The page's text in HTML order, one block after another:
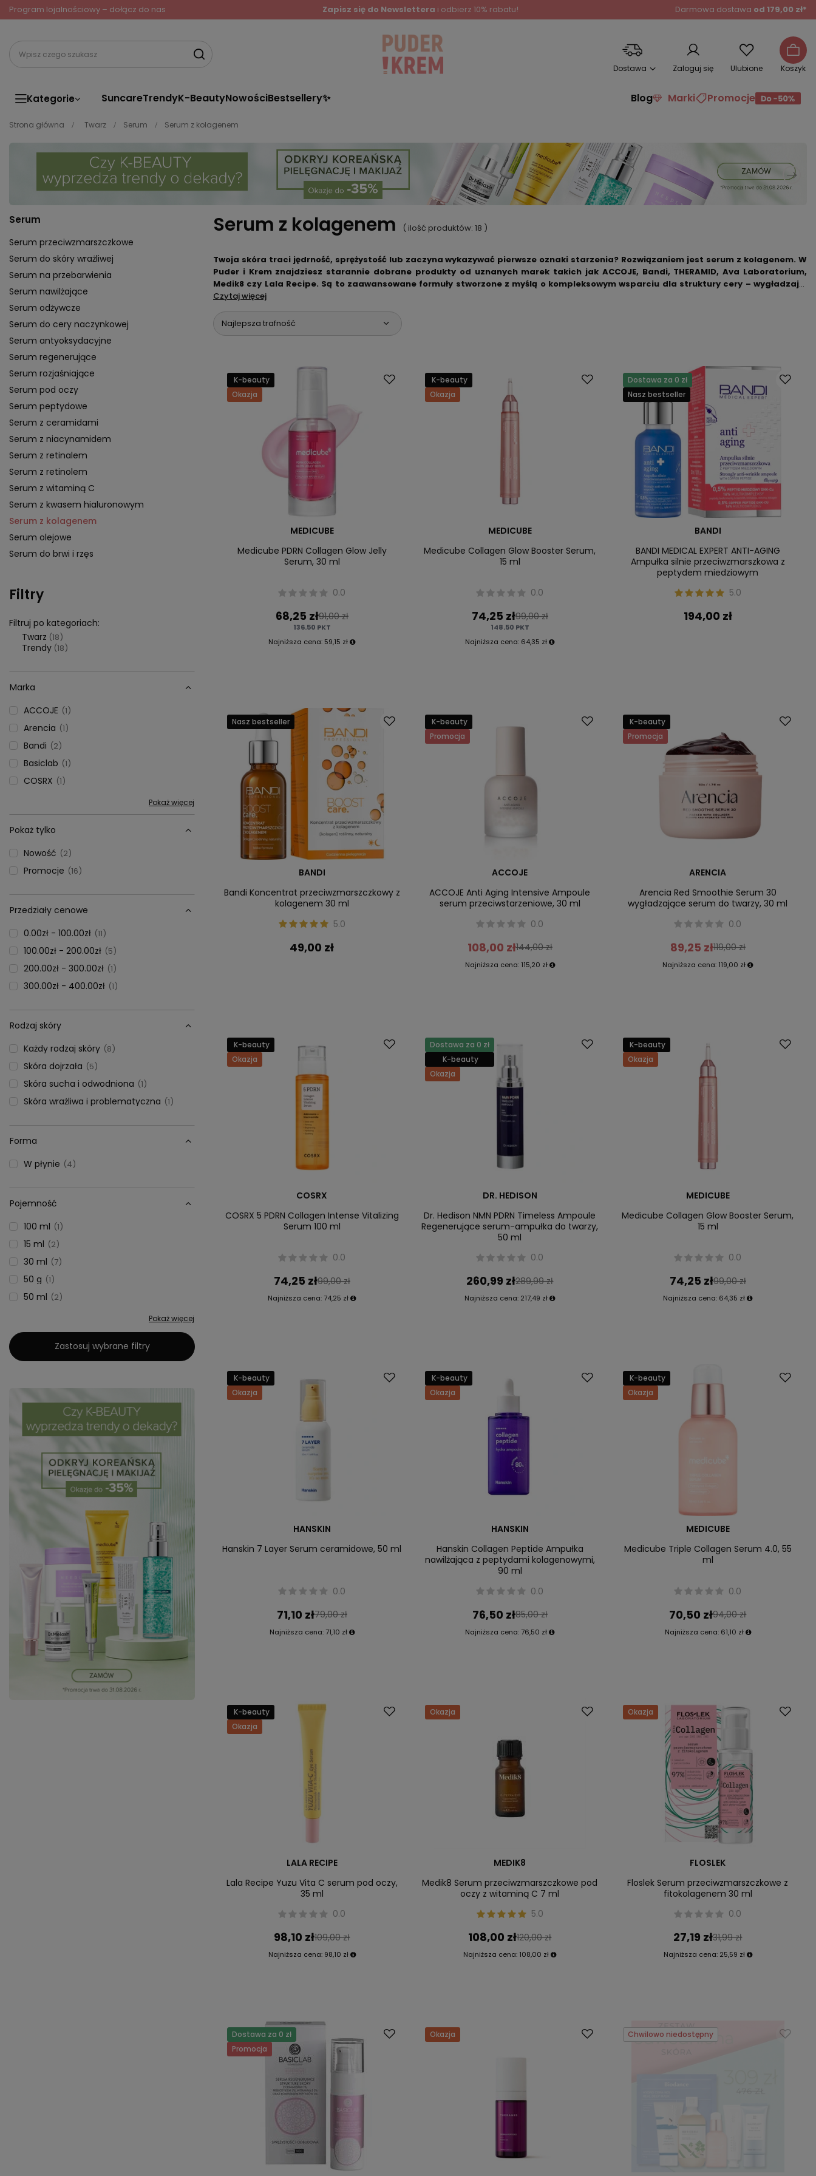
Program lojalnościowy – dołącz do nas Zapisz się do Newslettera i odbierz 10% rabatu! Darmowa dostawa od 179,00 zł*
Dostawa Zaloguj się Ulubione Koszyk
Kategorie SuncareTrendyK-BeautyNowościBestsellery✨ Blog Marki Promocje
Strona główna Twarz Serum Serum z kolagenem
Serum
Serum przeciwzmarszczkowe
Serum do skóry wrażliwej
Serum na przebarwienia
Serum nawilżające
Serum odżywcze
Serum do cery naczynkowej
Serum antyoksydacyjne
Serum regenerujące
Serum rozjaśniające
Serum pod oczy
Serum peptydowe
Serum z ceramidami
Serum z niacynamidem
Serum z retinalem
Serum z retinolem
Serum z witaminą C
Serum z kwasem hialuronowym
Serum z kolagenem
Serum olejowe
Serum do brwi i rzęs
Filtry
Filtruj po kategoriach:
Twarz (18)
Trendy (18)
Marka
ACCOJE
1
Arencia 1
Bandi 2
Basiclab 1
COSRX 1
Pokaż więcej
Pokaż tylko
Nowość
2
Promocje 16
Przedziały cenowe
0.00zł - 100.00zł 11
100.00zł - 200.00zł 5
200.00zł - 300.00zł 1
300.00zł - 400.00zł 1
Rodzaj skóry
Każdy rodzaj skóry
8
Skóra dojrzała 5
Skóra sucha i odwodniona 1
Skóra wrażliwa i problematyczna 1
Forma
W płynie
4
Pojemność
100 ml
1
15 ml 2
30 ml 7
50 g 1
50 ml 2
Pokaż więcej
Zastosuj wybrane filtry
Serum z kolagenem ( ilość produktów: 18 )
Twoja skóra traci jędrność, sprężystość lub zaczyna wykazywać pierwsze oznaki starzenia? Rozwiązaniem jest serum z kolagenem. W
Puder i Krem znajdziesz starannie dobrane produkty od uznanych marek takich jak ACCOJE, Bandi, THERAMID, Ava Laboratorium,
Medik8 czy Lala Recipe. Są to zaawansowane formuły stworzone z myślą o kompleksowym wsparciu dla struktury cery – wygładzają,
regenerują i uelastyczniają, działając zarówno profilaktycznie, jak i wspomagająco w pielęgnacji twarzy dojrzałej.
Czytaj więcej
Najlepsza trafność
K-beauty
Okazja
MEDICUBE
Medicube PDRN Collagen Glow Jelly
Serum, 30 ml
0.0
68,25 zł91,00 zł
136.50 PKT
Najniższa cena: 59,15 zł
K-beauty
Okazja
MEDICUBE
Medicube Collagen Glow Booster Serum,
15 ml
0.0
74,25 zł99,00 zł
148.50 PKT
Najniższa cena: 64,35 zł
Dostawa za 0 zł
Nasz bestseller
BANDI
BANDI MEDICAL EXPERT ANTI-AGING
Ampułka silnie przeciwzmarszkowa z
peptydem miedziowym
5.0
194,00 zł
Nasz bestseller
BANDI
Bandi Koncentrat przeciwzmarszczkowy z
kolagenem 30 ml
5.0
49,00 zł
K-beauty
Promocja
ACCOJE
ACCOJE Anti Aging Intensive Ampoule
serum przeciwstarzeniowe, 30 ml
0.0
108,00 zł144,00 zł
Najniższa cena: 115,20 zł
K-beauty
Promocja
ARENCIA
Arencia Red Smoothie Serum 30
wygładzające serum do twarzy, 30 ml
0.0
89,25 zł119,00 zł
Najniższa cena: 119,00 zł
K-beauty
Okazja
COSRX
COSRX 5 PDRN Collagen Intense Vitalizing
Serum 100 ml
0.0
74,25 zł99,00 zł
Najniższa cena: 74,25 zł
Dostawa za 0 zł
K-beauty
Okazja
DR. HEDISON
Dr. Hedison NMN PDRN Timeless Ampoule
Regenerujące serum-ampułka do twarzy,
50 ml
0.0
260,99 zł289,99 zł
Najniższa cena: 217,49 zł
K-beauty
Okazja
MEDICUBE
Medicube Collagen Glow Booster Serum,
15 ml
0.0
74,25 zł99,00 zł
Najniższa cena: 64,35 zł
K-beauty
Okazja
HANSKIN
Hanskin 7 Layer Serum ceramidowe, 50 ml
0.0
71,10 zł79,00 zł
Najniższa cena: 71,10 zł
K-beauty
Okazja
HANSKIN
Hanskin Collagen Peptide Ampułka
nawilżająca z peptydami kolagenowymi,
90 ml
0.0
76,50 zł85,00 zł
Najniższa cena: 76,50 zł
K-beauty
Okazja
MEDICUBE
Medicube Triple Collagen Serum 4.0, 55
ml
0.0
70,50 zł94,00 zł
Najniższa cena: 61,10 zł
K-beauty
Okazja
LALA RECIPE
Lala Recipe Yuzu Vita C serum pod oczy,
35 ml
0.0
98,10 zł109,00 zł
Najniższa cena: 98,10 zł
Okazja
MEDIK8
Medik8 Serum przeciwzmarszczkowe pod
oczy z witaminą C 7 ml
5.0
108,00 zł120,00 zł
Najniższa cena: 108,00 zł
Okazja
FLOSLEK
Floslek Serum przeciwzmarszczkowe z
fitokolagenem 30 ml
0.0
27,19 zł31,99 zł
Najniższa cena: 25,59 zł
Dostawa za 0 zł
Promocja
Okazja Chwilowo niedostępny